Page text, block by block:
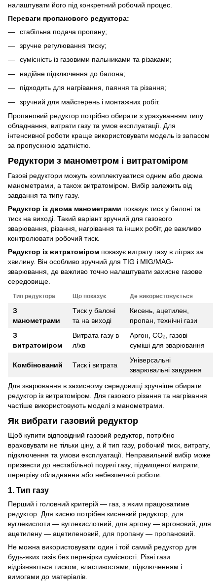
налаштувати його під конкретний робочий процес.
Переваги пропанового редуктора:
стабільна подача пропану;
зручне регулювання тиску;
сумісність із газовими пальниками та різаками;
надійне підключення до балона;
підходить для нагрівання, паяння та різання;
зручний для майстерень і монтажних робіт.
Пропановий редуктор потрібно обирати з урахуванням типу
обладнання, витрати газу та умов експлуатації. Для
інтенсивної роботи краще використовувати модель із запасом
за пропускною здатністю.
Редуктори з манометром і витратоміром
Газові редуктори можуть комплектуватися одним або двома
манометрами, а також витратоміром. Вибір залежить від
завдання та типу газу.
Редуктор із двома манометрами показує тиск у балоні та
тиск на виході. Такий варіант зручний для газового
зварювання, різання, нагрівання та інших робіт, де важливо
контролювати робочий тиск.
Редуктор із витратоміром показує витрату газу в літрах за
хвилину. Він особливо зручний для TIG і MIG/MAG-
зварювання, де важливо точно налаштувати захисне газове
середовище.
Тип редуктора Що показує Де використовується
З
манометрами
Тиск у балоні
та на виході
Кисень, ацетилен,
пропан, технічні гази
З
витратоміром
Витрата газу в
л/хв
Аргон, CO₂, газові
суміші для зварювання
Комбінований Тиск і витрата
Універсальні
зварювальні завдання
Для зварювання в захисному середовищі зручніше обирати
редуктор із витратоміром. Для газового різання та нагрівання
частіше використовують моделі з манометрами.
Як вибрати газовий редуктор
Щоб купити відповідний газовий редуктор, потрібно
враховувати не тільки ціну, а й тип газу, робочий тиск, витрату,
підключення та умови експлуатації. Неправильний вибір може
призвести до нестабільної подачі газу, підвищеної витрати,
перегріву обладнання або небезпечної роботи.
1. Тип газу
Перший і головний критерій — газ, з яким працюватиме
редуктор. Для кисню потрібен кисневий редуктор, для
вуглекислоти — вуглекислотний, для аргону — аргоновий, для
ацетилену — ацетиленовий, для пропану — пропановий.
Не можна використовувати один і той самий редуктор для
будь-яких газів без перевірки сумісності. Різні гази
відрізняються тиском, властивостями, підключенням і
вимогами до матеріалів.